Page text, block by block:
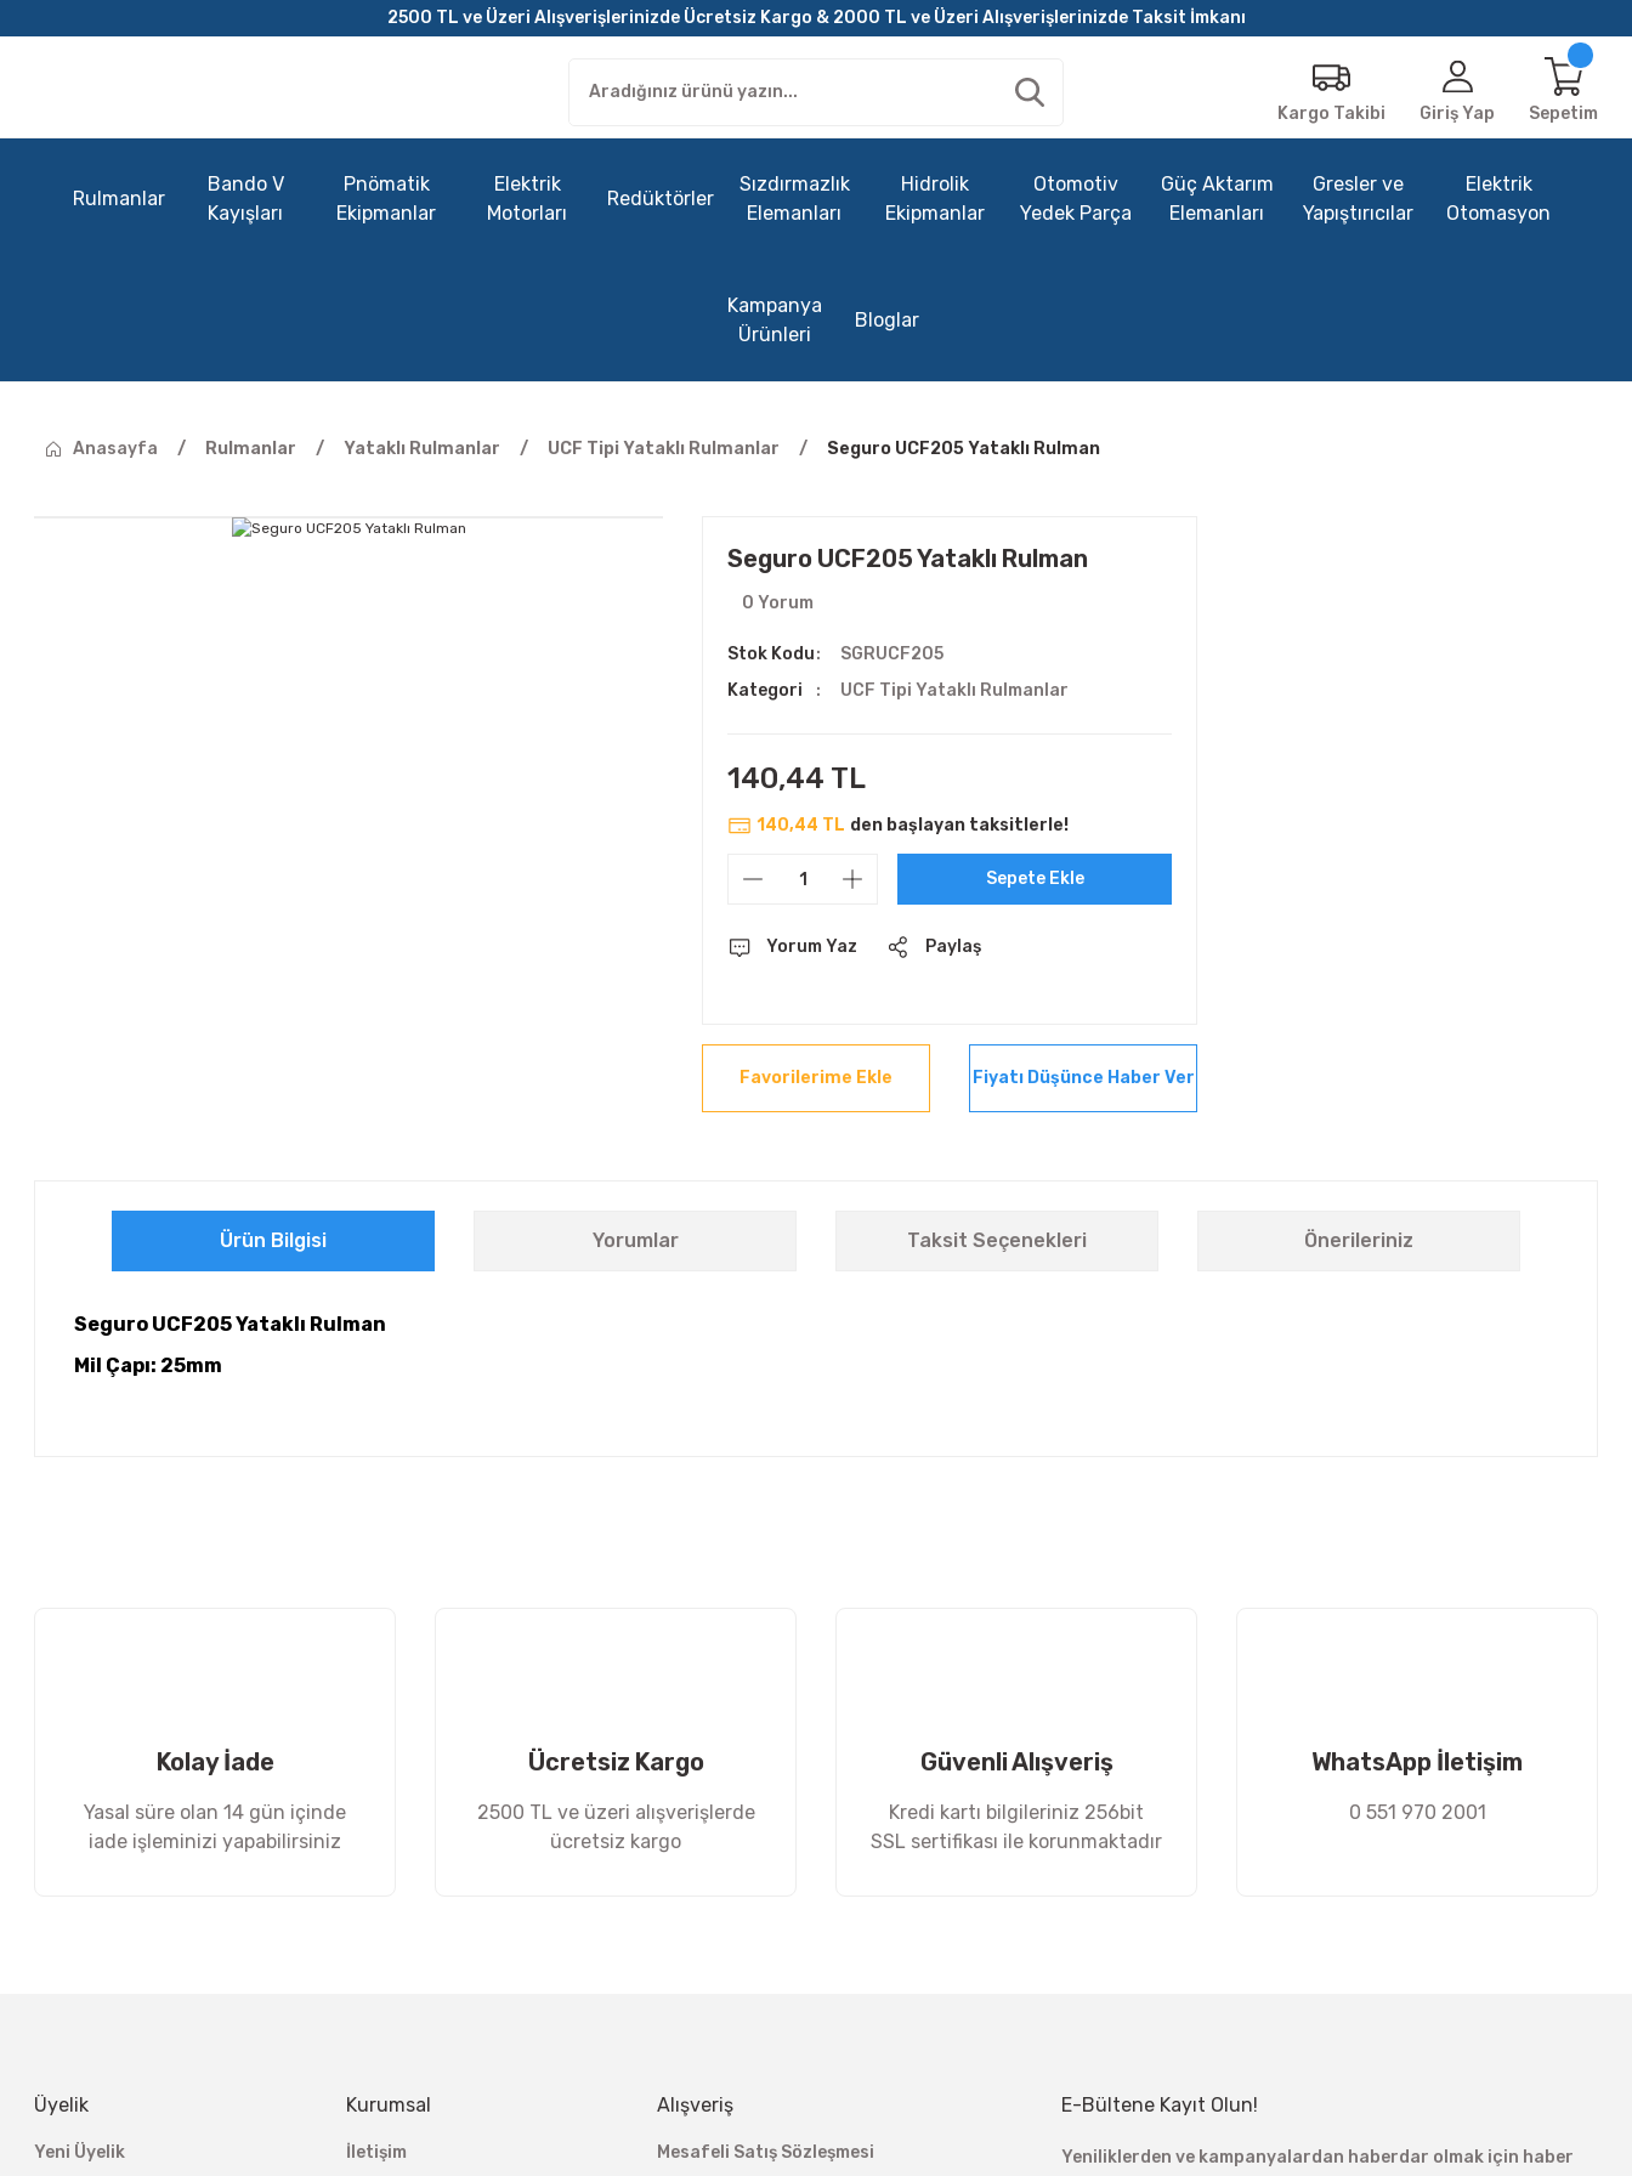
2500 TL ve Üzeri Alışverişlerinizde Ücretsiz Kargo & 2000 TL ve Üzeri Alışverişlerinizde Taksit İmkanı
Kargo Takibi Giriş Yap Sepetim
Rulmanlar
Bando V
Kayışları
Pnömatik
Ekipmanlar
Elektrik
Motorları
Redüktörler
Sızdırmazlık
Elemanları
Hidrolik
Ekipmanlar
Otomotiv
Yedek Parça
Güç Aktarım
Elemanları
Gresler ve
Yapıştırıcılar
Elektrik
Otomasyon
Kampanya
Ürünleri
Bloglar
Anasayfa Rulmanlar Yataklı Rulmanlar UCF Tipi Yataklı Rulmanlar Seguro UCF205 Yataklı Rulman
Seguro UCF205 Yataklı Rulman
0 Yorum
Stok Kodu
SGRUCF205
Kategori
UCF Tipi Yataklı Rulmanlar
140,44 TL
140,44 TL den başlayan taksitlerle!
Sepete Ekle
Yorum Yaz Paylaş
Fiyatı Düşünce Haber Ver
Ürün Bilgisi Yorumlar Taksit Seçenekleri Önerileriniz
Seguro UCF205 Yataklı Rulman
Mil Çapı: 25mm
Kolay İade
Yasal süre olan 14 gün içinde
iade işleminizi yapabilirsiniz
Ücretsiz Kargo
2500 TL ve üzeri alışverişlerde
ücretsiz kargo
Güvenli Alışveriş
Kredi kartı bilgileriniz 256bit
SSL sertifikası ile korunmaktadır
WhatsApp İletişim
0 551 970 2001
Üyelik
Yeni Üyelik
Kurumsal
İletişim
Alışveriş
Mesafeli Satış Sözleşmesi
E-Bültene Kayıt Olun!
Yeniliklerden ve kampanyalardan haberdar olmak için haber